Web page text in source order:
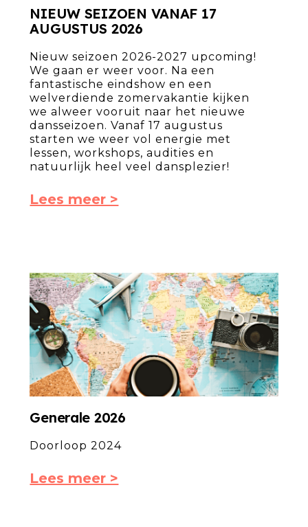
NIEUW SEIZOEN VANAF 17
AUGUSTUS 2026
Nieuw seizoen 2026-2027 upcoming!
We gaan er weer voor. Na een
fantastische eindshow en een
welverdiende zomervakantie kijken
we alweer vooruit naar het nieuwe
dansseizoen. Vanaf 17 augustus
starten we weer vol energie met
lessen, workshops, audities en
natuurlijk heel veel dansplezier!
Lees meer >
Generale 2026
Doorloop 2024
Lees meer >